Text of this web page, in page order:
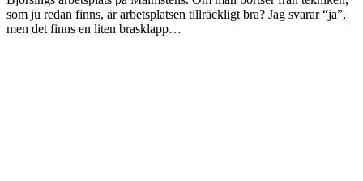
som ju redan finns, är arbetsplatsen tillräckligt bra? Jag svarar “ja”,
men det finns en liten brasklapp…